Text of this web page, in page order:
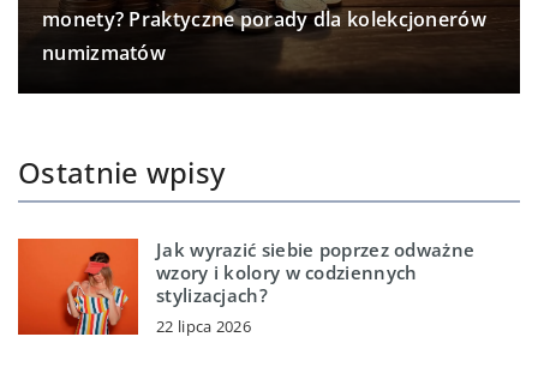
monety? Praktyczne porady dla kolekcjonerów
numizmatów
Ostatnie wpisy
Jak wyrazić siebie poprzez odważne
wzory i kolory w codziennych
stylizacjach?
22 lipca 2026